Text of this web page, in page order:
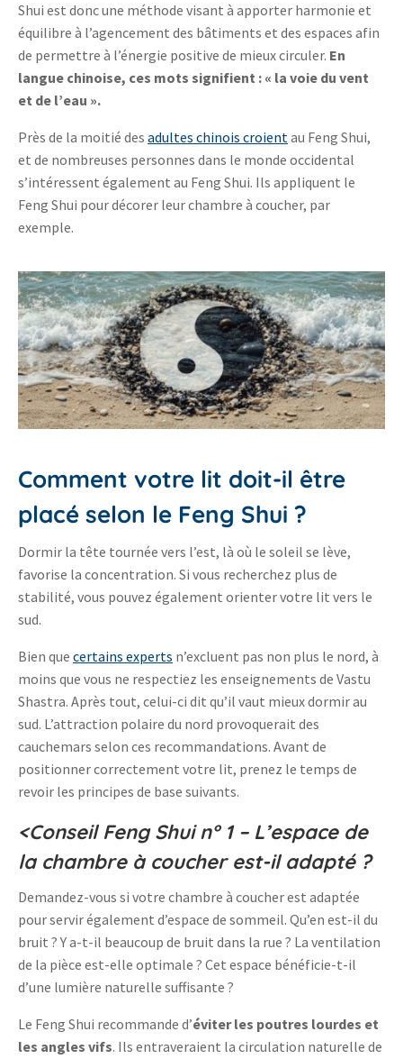
Shui est donc une méthode visant à apporter harmonie et
équilibre à l’agencement des bâtiments et des espaces afin
de permettre à l’énergie positive de mieux circuler. En
langue chinoise, ces mots signifient : « la voie du vent
et de l’eau ».
Près de la moitié des adultes chinois croientau Feng Shui,
et de nombreuses personnes dans le monde occidental
s’intéressent également au Feng Shui. Ils appliquent le
Feng Shui pour décorer leur chambre à coucher, par
exemple.
Comment votre lit doit-il être
placé selon le Feng Shui ?
Dormir la tête tournée vers l’est, là où le soleil se lève,
favorise la concentration. Si vous recherchez plus de
stabilité, vous pouvez également orienter votre lit vers le
sud.
Bien que certains experts n’excluent pas non plus le nord, à
moins que vous ne respectiez les enseignements de Vastu
Shastra. Après tout, celui-ci dit qu’il vaut mieux dormir au
sud. L’attraction polaire du nord provoquerait des
cauchemars selon ces recommandations. Avant de
positionner correctement votre lit, prenez le temps de
revoir les principes de base suivants.
<Conseil Feng Shui n° 1 – L’espace de
la chambre à coucher est-il adapté ?
Demandez-vous si votre chambre à coucher est adaptée
pour servir également d’espace de sommeil. Qu’en est-il du
bruit ? Y a-t-il beaucoup de bruit dans la rue ? La ventilation
de la pièce est-elle optimale ? Cet espace bénéficie-t-il
d’une lumière naturelle suffisante ?
Le Feng Shui recommande d’éviter les poutres lourdes et
les angles vifs. Ils entraveraient la circulation naturelle de